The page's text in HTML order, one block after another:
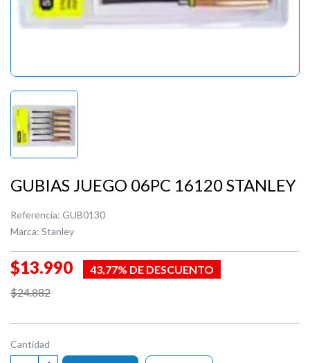
GUBIAS JUEGO 06PC 16120 STANLEY
Referencia: GUB0130
Marca: Stanley
$13.990
43,77% DE DESCUENTO
$24.882
Cantidad